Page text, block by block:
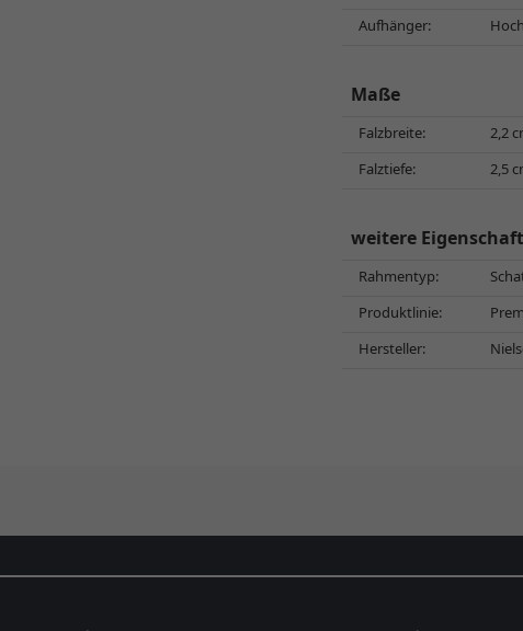
Aufhänger:
Maße
Falzbreite:
2,2
Falztiefe:
2,5
weitere
Rahmentyp:
Produktlinie:
Hersteller: